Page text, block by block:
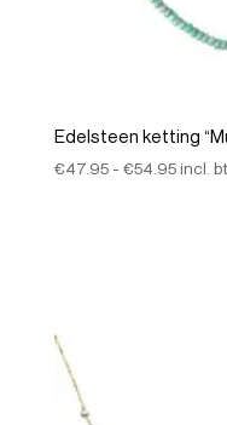
Edelsteen ketting
€47.95 - €54.95incl.